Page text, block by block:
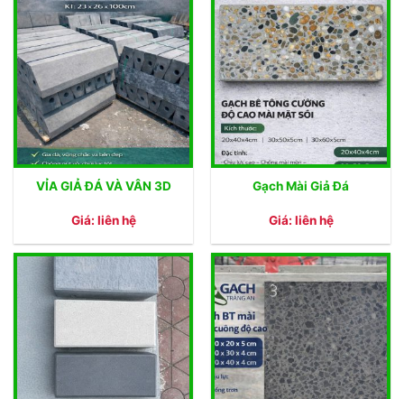
VỈA GIẢ ĐÁ VÀ VÂN 3D
Giá: liên hệ
Gạch Mài Giả Đá
Giá: liên hệ